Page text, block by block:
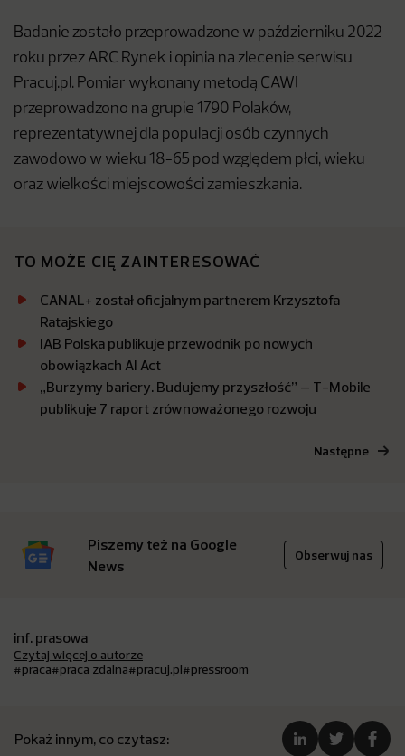
Badanie zostało przeprowadzone w październiku 2022
roku przez ARC Rynek i opinia na zlecenie serwisu
Pracuj.pl. Pomiar wykonany metodą CAWI
przeprowadzono na grupie 1790 Polaków,
reprezentatywnej dla populacji osób czynnych
zawodowo w wieku 18-65 pod względem płci, wieku
oraz wielkości miejscowości zamieszkania.
TO MOŻE CIĘ ZAINTERESOWAĆ
CANAL+ został oficjalnym partnerem Krzysztofa
Ratajskiego
IAB Polska publikuje przewodnik po nowych
obowiązkach AI Act
„Burzymy bariery. Budujemy przyszłość” – T-Mobile
publikuje 7 raport zrównoważonego rozwoju
Następne
Piszemy też na Google
News
Obserwuj nas
inf. prasowa
Czytaj więcej o autorze
#praca#praca zdalna#pracuj.pl#pressroom
Pokaż innym, co czytasz: